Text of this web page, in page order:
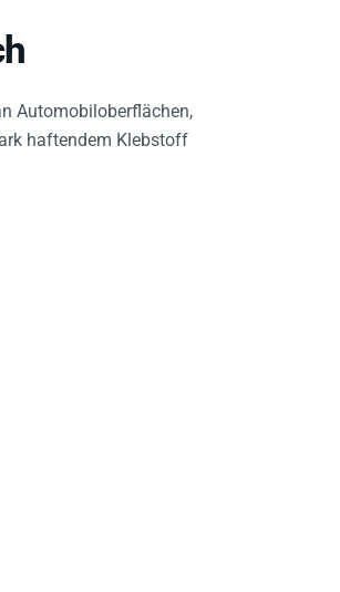
Automobiloberflächen,
haftendem Klebstoff